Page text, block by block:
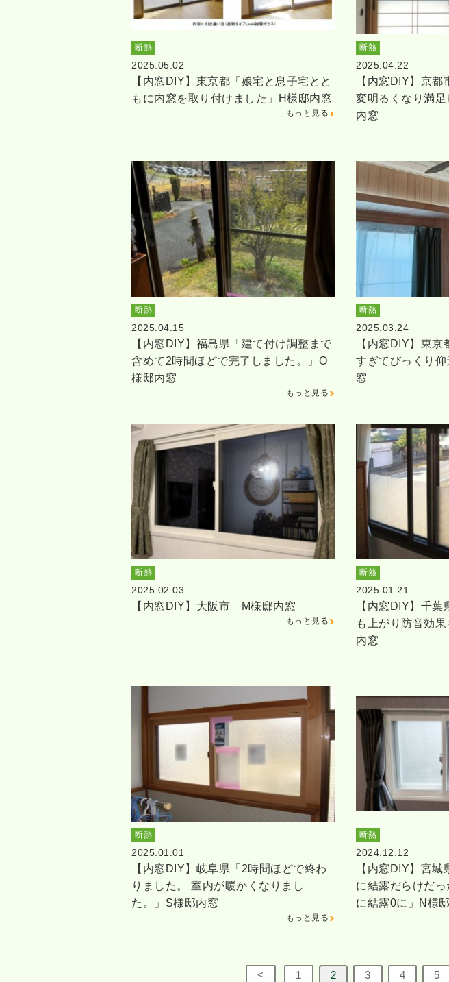
断熱
2025.05.02
【内窓DIY】東京都「娘宅と息子宅とと
もに内窓を取り付けました」H様邸内窓
もっと見る
断熱
2025.04.22
【内窓DIY】京
変明るくなり満
内窓
断熱
2025.04.15
【内窓DIY】福島県「建て付け調整まで
含めて2時間ほどで完了しました。」O
様邸内窓
もっと見る
断熱
2025.03.24
【内窓DIY】東
すぎてびっくり
窓
断熱
2025.02.03
【内窓DIY】大阪市 M様邸内窓
もっと見る
断熱
2025.01.21
【内窓DIY】千
も上がり防音効
内窓
断熱
2025.01.01
【内窓DIY】岐阜県「2時間ほどで終わ
りました。 室内が暖かくなりまし
た。」S様邸内窓
もっと見る
断熱
2024.12.12
【内窓DIY】宮
に結露だらけだ
に結露0に」N様
< 1 2 3 4 5